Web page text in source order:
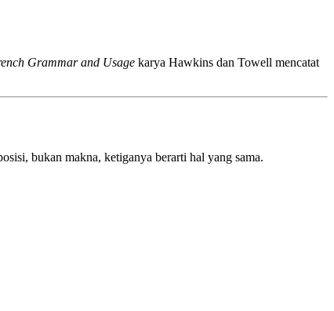
Grammar and Usage karya Hawkins dan Towell mencatat
bukan makna, ketiganya berarti hal yang sama.